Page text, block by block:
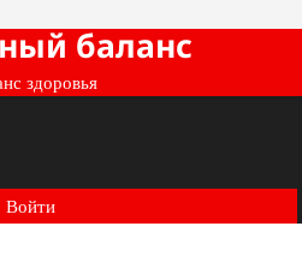
баланс
здоровья
Войти